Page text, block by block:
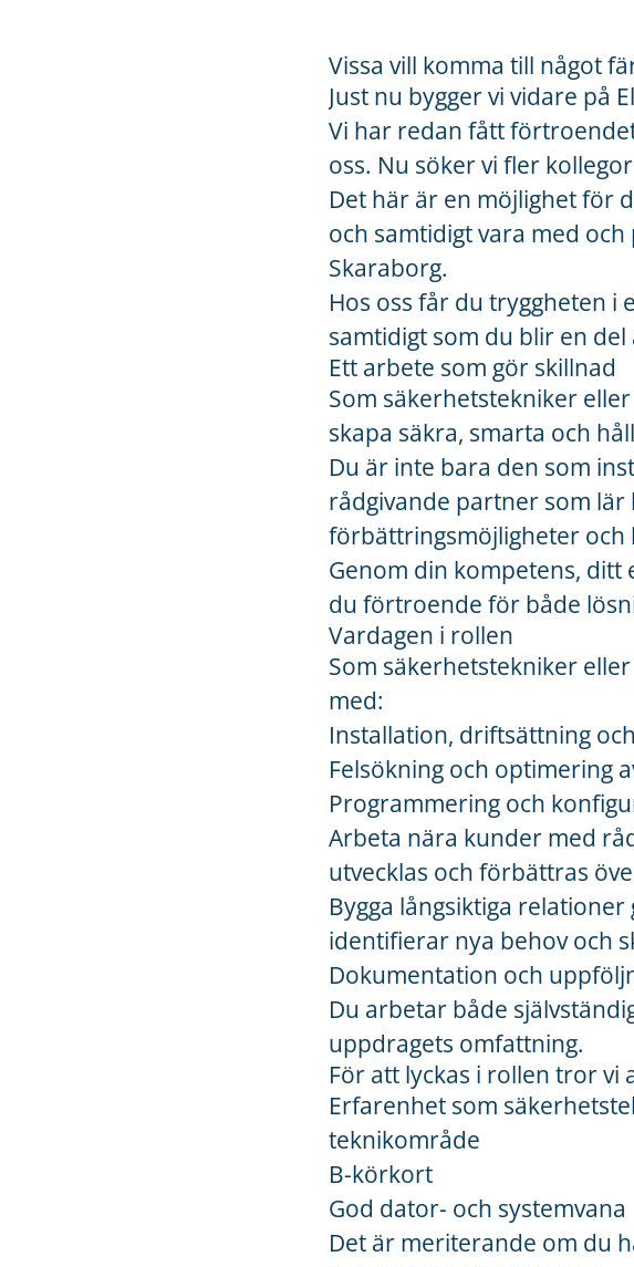
Vissa vill komma till något
Just nu bygger vi vidare på
Vi har redan fått
oss. Nu söker vi fler
Det här är en möjlighet för
och samtidigt vara med
Skaraborg.
Hos oss får du tryggheten i
samtidigt som du blir en
Ett arbete som gör skillnad
Som säkerhetstekniker
skapa säkra, smarta och
Du är inte bara den som
rådgivande partner som
förbättringsmöjligheter och
Genom din kompetens, ditt
du förtroende för både
Vardagen i rollen
Som säkerhetstekniker
med:
Installation, driftsättning
Felsökning och optimering
Programmering och
Arbeta nära kunder med
utvecklas och förbättras
Bygga långsiktiga
identifierar nya behov och
Dokumentation och
Du arbetar både
uppdragets omfattning.
För att lyckas i rollen tror vi
Erfarenhet som
teknikområde
B-körkort
God dator- och systemvana
Det är meriterande om du